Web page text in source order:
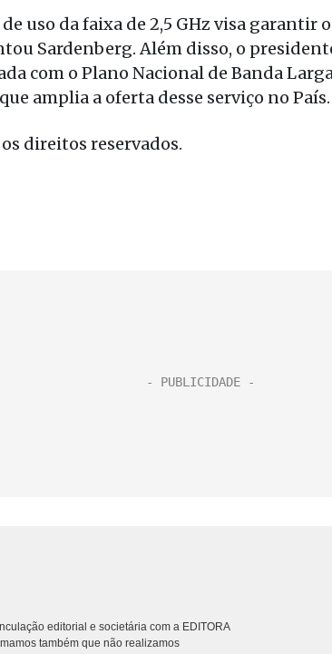
uso da faixa de 2,5 GHz visa garantir
Sardenberg. Além disso, o
com o Plano Nacional de Banda
amplia a oferta desse serviço no País.
direitos reservados.
editorial e societária com a EDITORA
também que não realizamos